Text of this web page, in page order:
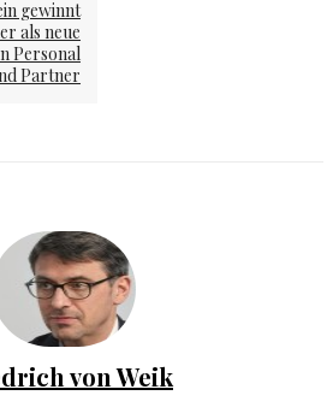
gewinnt
als neue
Personal
Partner
von Weik